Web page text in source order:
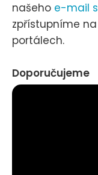
našeho e-mail
zpřístupníme
portálech.
Doporučujeme